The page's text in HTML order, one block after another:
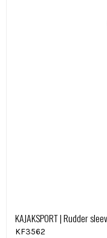
KAJAKSPORT | Rudder
KF3562